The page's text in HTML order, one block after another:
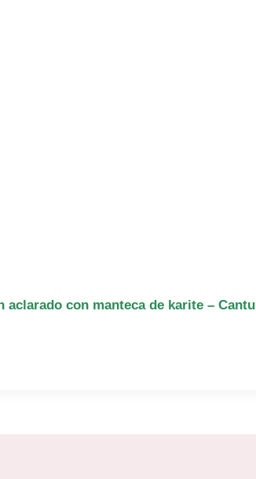
aclarado con manteca de karite – Cantu